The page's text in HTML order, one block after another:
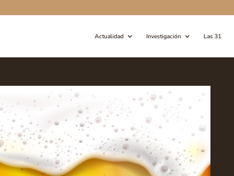
Actualidad Investigación Las 31